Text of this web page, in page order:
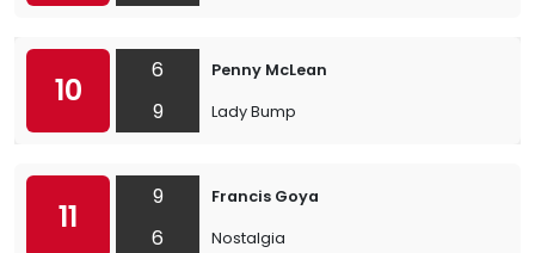
10
6
9
Penny McLean
Lady Bump
11
9
6
Francis Goya
Nostalgia